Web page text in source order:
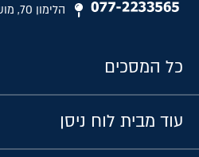
הלימון 70, מושב יגל
כל המסכים
עוד מבית לוח ניסן